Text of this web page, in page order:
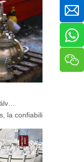
la confiabilidad de las